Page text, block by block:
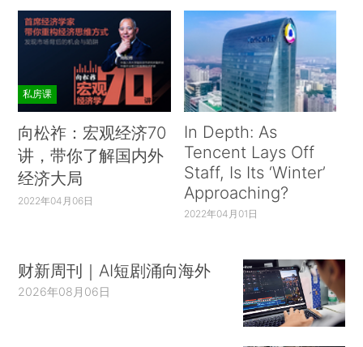
私房课
向松祚：宏观经济70
讲，带你了解国内外
经济大局
2022年04月06日
In Depth: As
Tencent Lays Off
Staff, Is Its ‘Winter’
Approaching?
2022年04月01日
财新周刊｜AI短剧涌向海外
2026年08月06日